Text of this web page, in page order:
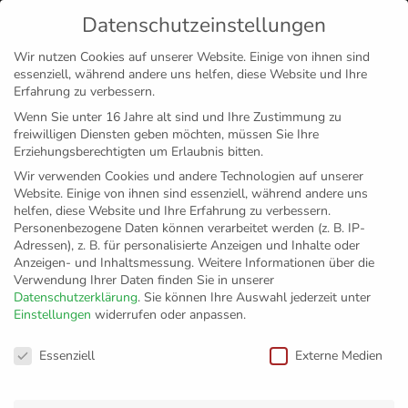
MENÜ
Disclaimer Impressum Datenschutz
United Volleys
Datenschutzeinstellungen
Wir nutzen Cookies auf unserer Website. Einige von ihnen sind
essenziell, während andere uns helfen, diese Website und Ihre
Erfahrung zu verbessern.
Wenn Sie unter 16 Jahre alt sind und Ihre Zustimmung zu
freiwilligen Diensten geben möchten, müssen Sie Ihre
Erziehungsberechtigten um Erlaubnis bitten.
Wir verwenden Cookies und andere Technologien auf unserer
Website. Einige von ihnen sind essenziell, während andere uns
helfen, diese Website und Ihre Erfahrung zu verbessern.
Personenbezogene Daten können verarbeitet werden (z. B. IP-
Adressen), z. B. für personalisierte Anzeigen und Inhalte oder
Anzeigen- und Inhaltsmessung. Weitere Informationen über die
Verwendung Ihrer Daten finden Sie in unserer
Datenschutzerklärung. Sie können Ihre Auswahl jederzeit unter
Einstellungen widerrufen oder anpassen.
Datenschutzeinstellungen
Essenziell Externe Medien